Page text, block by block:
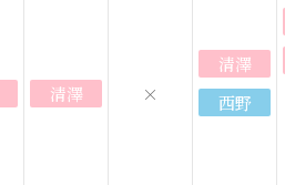
清澤 ×
清澤
西野